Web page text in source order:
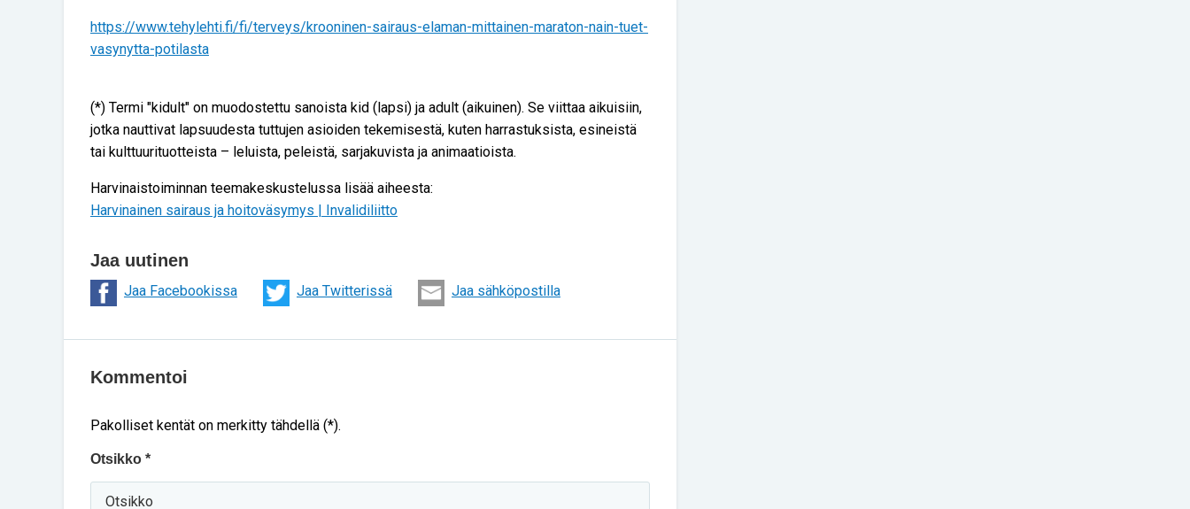
https://www.tehylehti.fi/fi/terveys/krooninen-sairaus-elaman-mittainen-maraton-nain-tuet-
vasynytta-potilasta
(*) Termi "kidult" on muodostettu sanoista kid (lapsi) ja adult (aikuinen). Se viittaa aikuisiin,
jotka nauttivat lapsuudesta tuttujen asioiden tekemisestä, kuten harrastuksista, esineistä
tai kulttuurituotteista – leluista, peleistä, sarjakuvista ja animaatioista.
Harvinaistoiminnan teemakeskustelussa lisää aiheesta:
Harvinainen sairaus ja hoitoväsymys | Invalidiliitto
Jaa uutinen
Jaa Facebookissa Jaa Twitterissä Jaa sähköpostilla
Kommentoi
Pakolliset kentät on merkitty tähdellä (*).
Otsikko *